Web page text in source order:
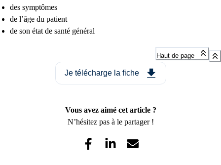
des symptômes
de l’âge du patient
de son état de santé général
Haut de page
Je télécharge la fiche
Vous avez aimé cet article ?
N’hésitez pas à le partager !